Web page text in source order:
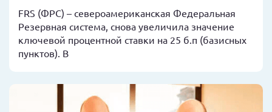
FRS (ФРС) – североамериканская Федеральная
Резервная система, снова увеличила значение
ключевой процентной ставки на 25 б.п (базисных
пунктов). В